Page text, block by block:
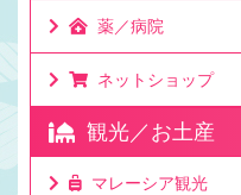
薬／病院
ネットショップ
観光／お土産
マレーシア観光